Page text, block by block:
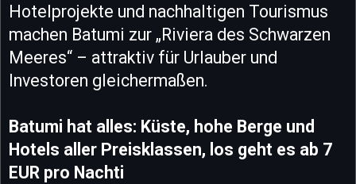
Hotelprojekte und nachhaltigen Tourismus
machen Batumi zur „Riviera des Schwarzen
Meeres“ – attraktiv für Urlauber und
Investoren gleichermaßen.
Batumi hat alles: Küste, hohe Berge und
Hotels aller Preisklassen, los geht es ab 7
EUR pro Nachti